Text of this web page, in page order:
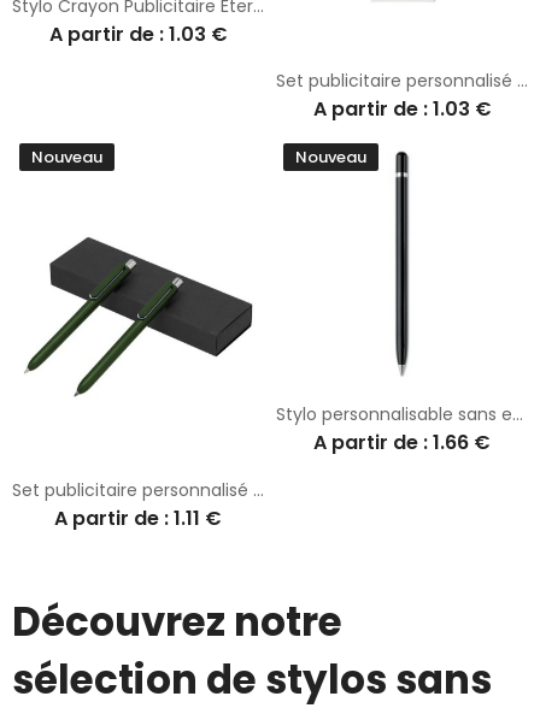
Stylo Crayon Publicitaire Éternel Zack
A partir de : 1.03 €
Set publicitaire personnalisé Darklin
A partir de : 1.03 €
Nouveau
Set publicitaire personnalisé Dayal
A partir de : 1.11 €
Nouveau
Stylo personnalisable sans encre longue durée INKLESS
A partir de : 1.66 €
Découvrez notre
sélection de stylos sans